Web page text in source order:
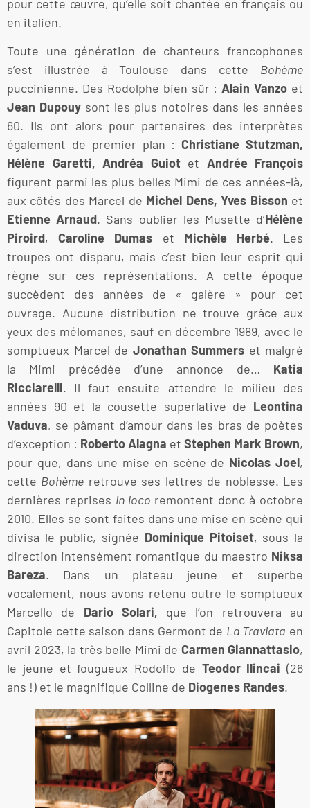
pour cette œuvre, qu’elle soit chantée en français ou
en italien.
Toute une génération de chanteurs francophones
s’est illustrée à Toulouse dans cette Bohème
puccinienne. Des Rodolphe bien sûr :Alain Vanzo et
Jean Dupouy sont les plus notoires dans les années
60. Ils ont alors pour partenaires des interprètes
également de premier plan :Christiane Stutzman,
Hélène Garetti, Andréa Guiotet Andrée François
figurent parmi les plus belles Mimi de ces années-là,
aux côtés des Marcel de Michel Dens, Yves Bisson et
Etienne Arnaud. Sans oublier les Musette d’Hélène
Piroird,Caroline Dumas et Michèle Herbé. Les
troupes ont disparu, mais c’est bien leur esprit qui
règne sur ces représentations. A cette époque
succèdent des années de « galère » pour cet
ouvrage. Aucune distribution ne trouve grâce aux
yeux des mélomanes, sauf en décembre 1989, avec le
somptueux Marcel de Jonathan Summers et malgré
la Mimi précédée d’une annonce de… Katia
Ricciarelli. Il faut ensuite attendre le milieu des
années 90 et la cousette superlative de Leontina
Vaduva, se pâmant d’amour dans les bras de poètes
d’exception : Roberto Alagna et Stephen Mark Brown,
pour que, dans une mise en scène de Nicolas Joel,
cette Bohème retrouve ses lettres de noblesse. Les
dernières reprises in loco remontent donc à octobre
2010. Elles se sont faites dans une mise en scène qui
divisa le public, signée Dominique Pitoiset, sous la
direction intensément romantique du maestro Niksa
Bareza. Dans un plateau jeune et superbe
vocalement, nous avons retenu outre le somptueux
Marcello de Dario Solari, que l’on retrouvera au
Capitole cette saison dans Germont de La Traviata en
avril 2023, la très belle Mimi de Carmen Giannattasio,
le jeune et fougueux Rodolfo de Teodor Ilincai (26
ans !) et le magnifique Colline de Diogenes Randes.